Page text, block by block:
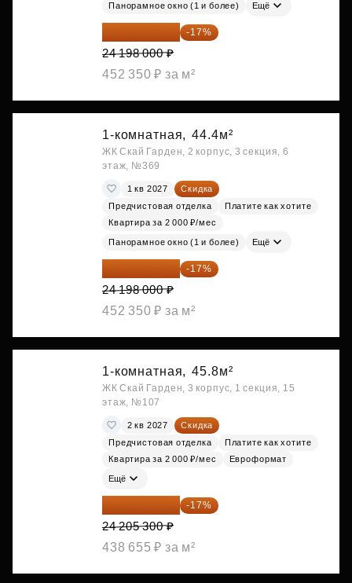
Панорамное окно (1 и более) Ещё
20 084 340 ₽ -17%
24 198 000 ₽
452 350 ₽ за м²
1-комнатная, 44.4м²
ЖК Скай Гарден, 2 корпус, 3 секция, 6
этаж, №369
1 кв 2027
Скидка
Предчистовая отделка
Платите как хотите
Квартира за 2 000 ₽/мес
Панорамное окно (1 и более) Ещё
20 084 340 ₽ -17%
24 198 000 ₽
452 350 ₽ за м²
1-комнатная, 45.8м²
ЖК Скай Гарден, 3 корпус, 1 секция, 15
этаж, №107
2 кв 2027
Скидка
Предчистовая отделка
Платите как хотите
Квартира за 2 000 ₽/мес
Евроформат
Ещё
20 090 399 ₽ -17%
24 205 300 ₽
438 655 ₽ за м²